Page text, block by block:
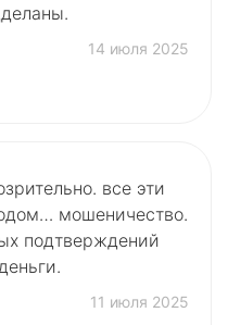
14 июля 2025
все эти
мошеничество.
подтверждений
11 июля 2025